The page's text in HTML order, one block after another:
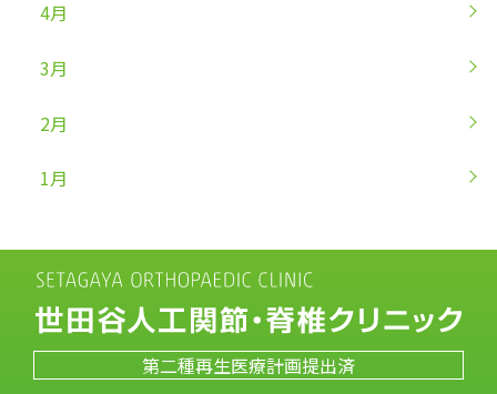
4月
3月
2月
1月
第二種再生医療計画提出済